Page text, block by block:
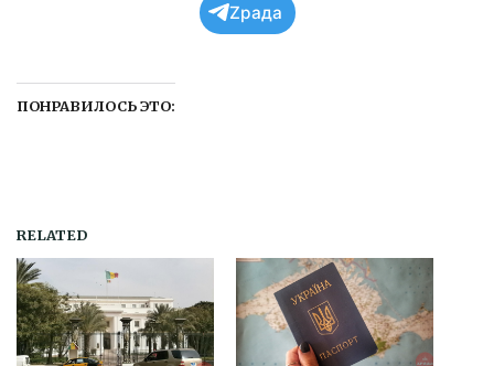
Zрада
ПОНРАВИЛОСЬ ЭТО:
RELATED